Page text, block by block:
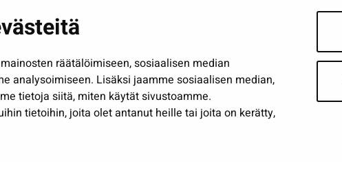
räätälöimiseen, sosiaalisen median
analysoimiseen. Lisäksi jaamme sosiaalisen median,
tietoja siitä, miten käytät sivustoamme.
tietoihin, joita olet antanut heille tai joita on kerätty,
Näytä omat evästeasetukseni